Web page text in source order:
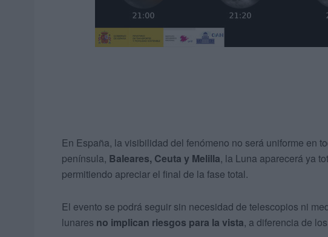
En España, la visibilidad del fenómeno no será uniforme en
península, Baleares, Ceuta y Melilla, la Luna aparecerá ya
permitiendo apreciar el final de la fase total.
El evento se podrá seguir sin necesidad de telescopios ni
lunares no implican riesgos para la vista, a diferencia de